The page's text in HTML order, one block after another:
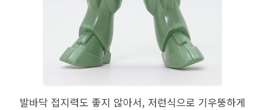
발바닥 접지력도 좋지 않아서, 저런식으로 기우뚱하게